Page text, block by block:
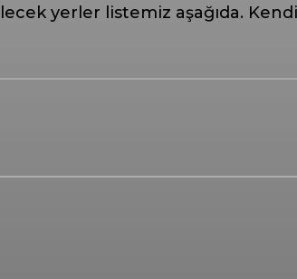
yerler listemiz aşağıda.